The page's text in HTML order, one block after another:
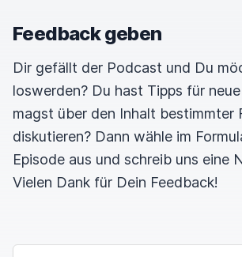
Feedback geben
Dir gefällt der Podcast und Du
loswerden? Du hast Tipps für
magst über den Inhalt bestimmter
diskutieren? Dann wähle im
Episode aus und schreib uns eine
Vielen Dank für Dein Feedback!
NAME